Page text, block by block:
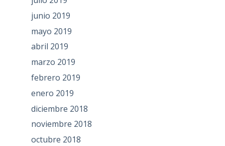
junio 2019
mayo 2019
abril 2019
marzo 2019
febrero 2019
enero 2019
diciembre 2018
noviembre 2018
octubre 2018